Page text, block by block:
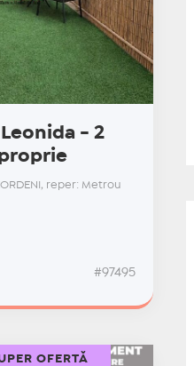
- 2
reper: Metrou
#97495
OFERTĂ